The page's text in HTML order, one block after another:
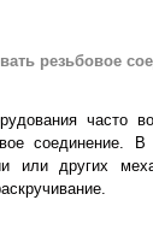
резьбовое
часто
соединение.
или других